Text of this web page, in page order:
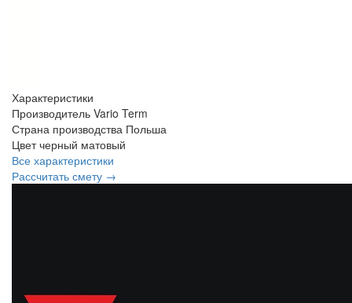
Характеристики
Производитель Vario Term
Страна производства Польша
Цвет черный матовый
Все характеристики
Рассчитать смету →